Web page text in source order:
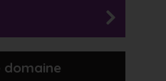
domaine